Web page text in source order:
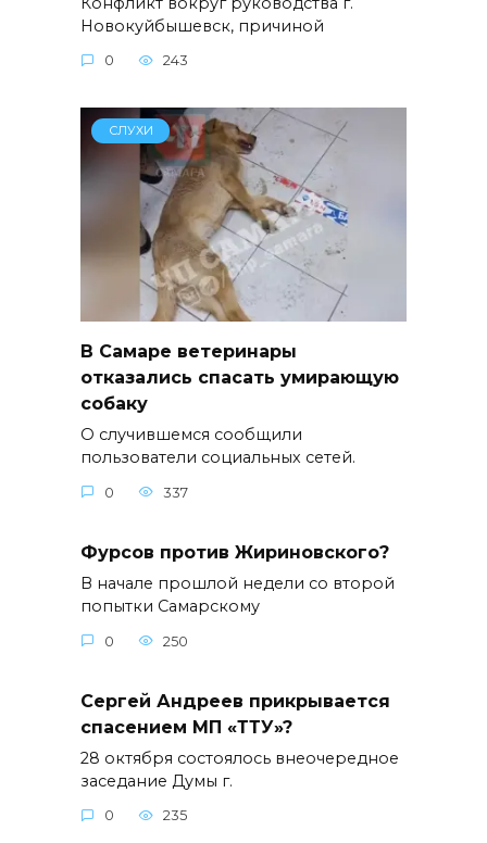
Новокуйбышевск, причиной
0 243
СЛУХИ
В Самаре ветеринары
отказались спасать умирающую
собаку
О случившемся сообщили
пользователи социальных сетей.
0 337
Фурсов против Жириновского?
В начале прошлой недели со второй
попытки Самарскому
0 250
Сергей Андреев прикрывается
спасением МП «ТТУ»?
28 октября состоялось внеочередное
заседание Думы г.
0 235